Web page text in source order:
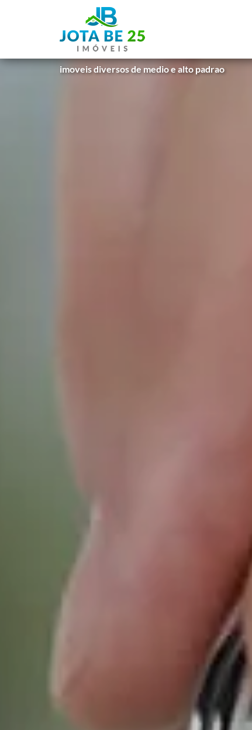
imoveis diversos de medio e alto padrao